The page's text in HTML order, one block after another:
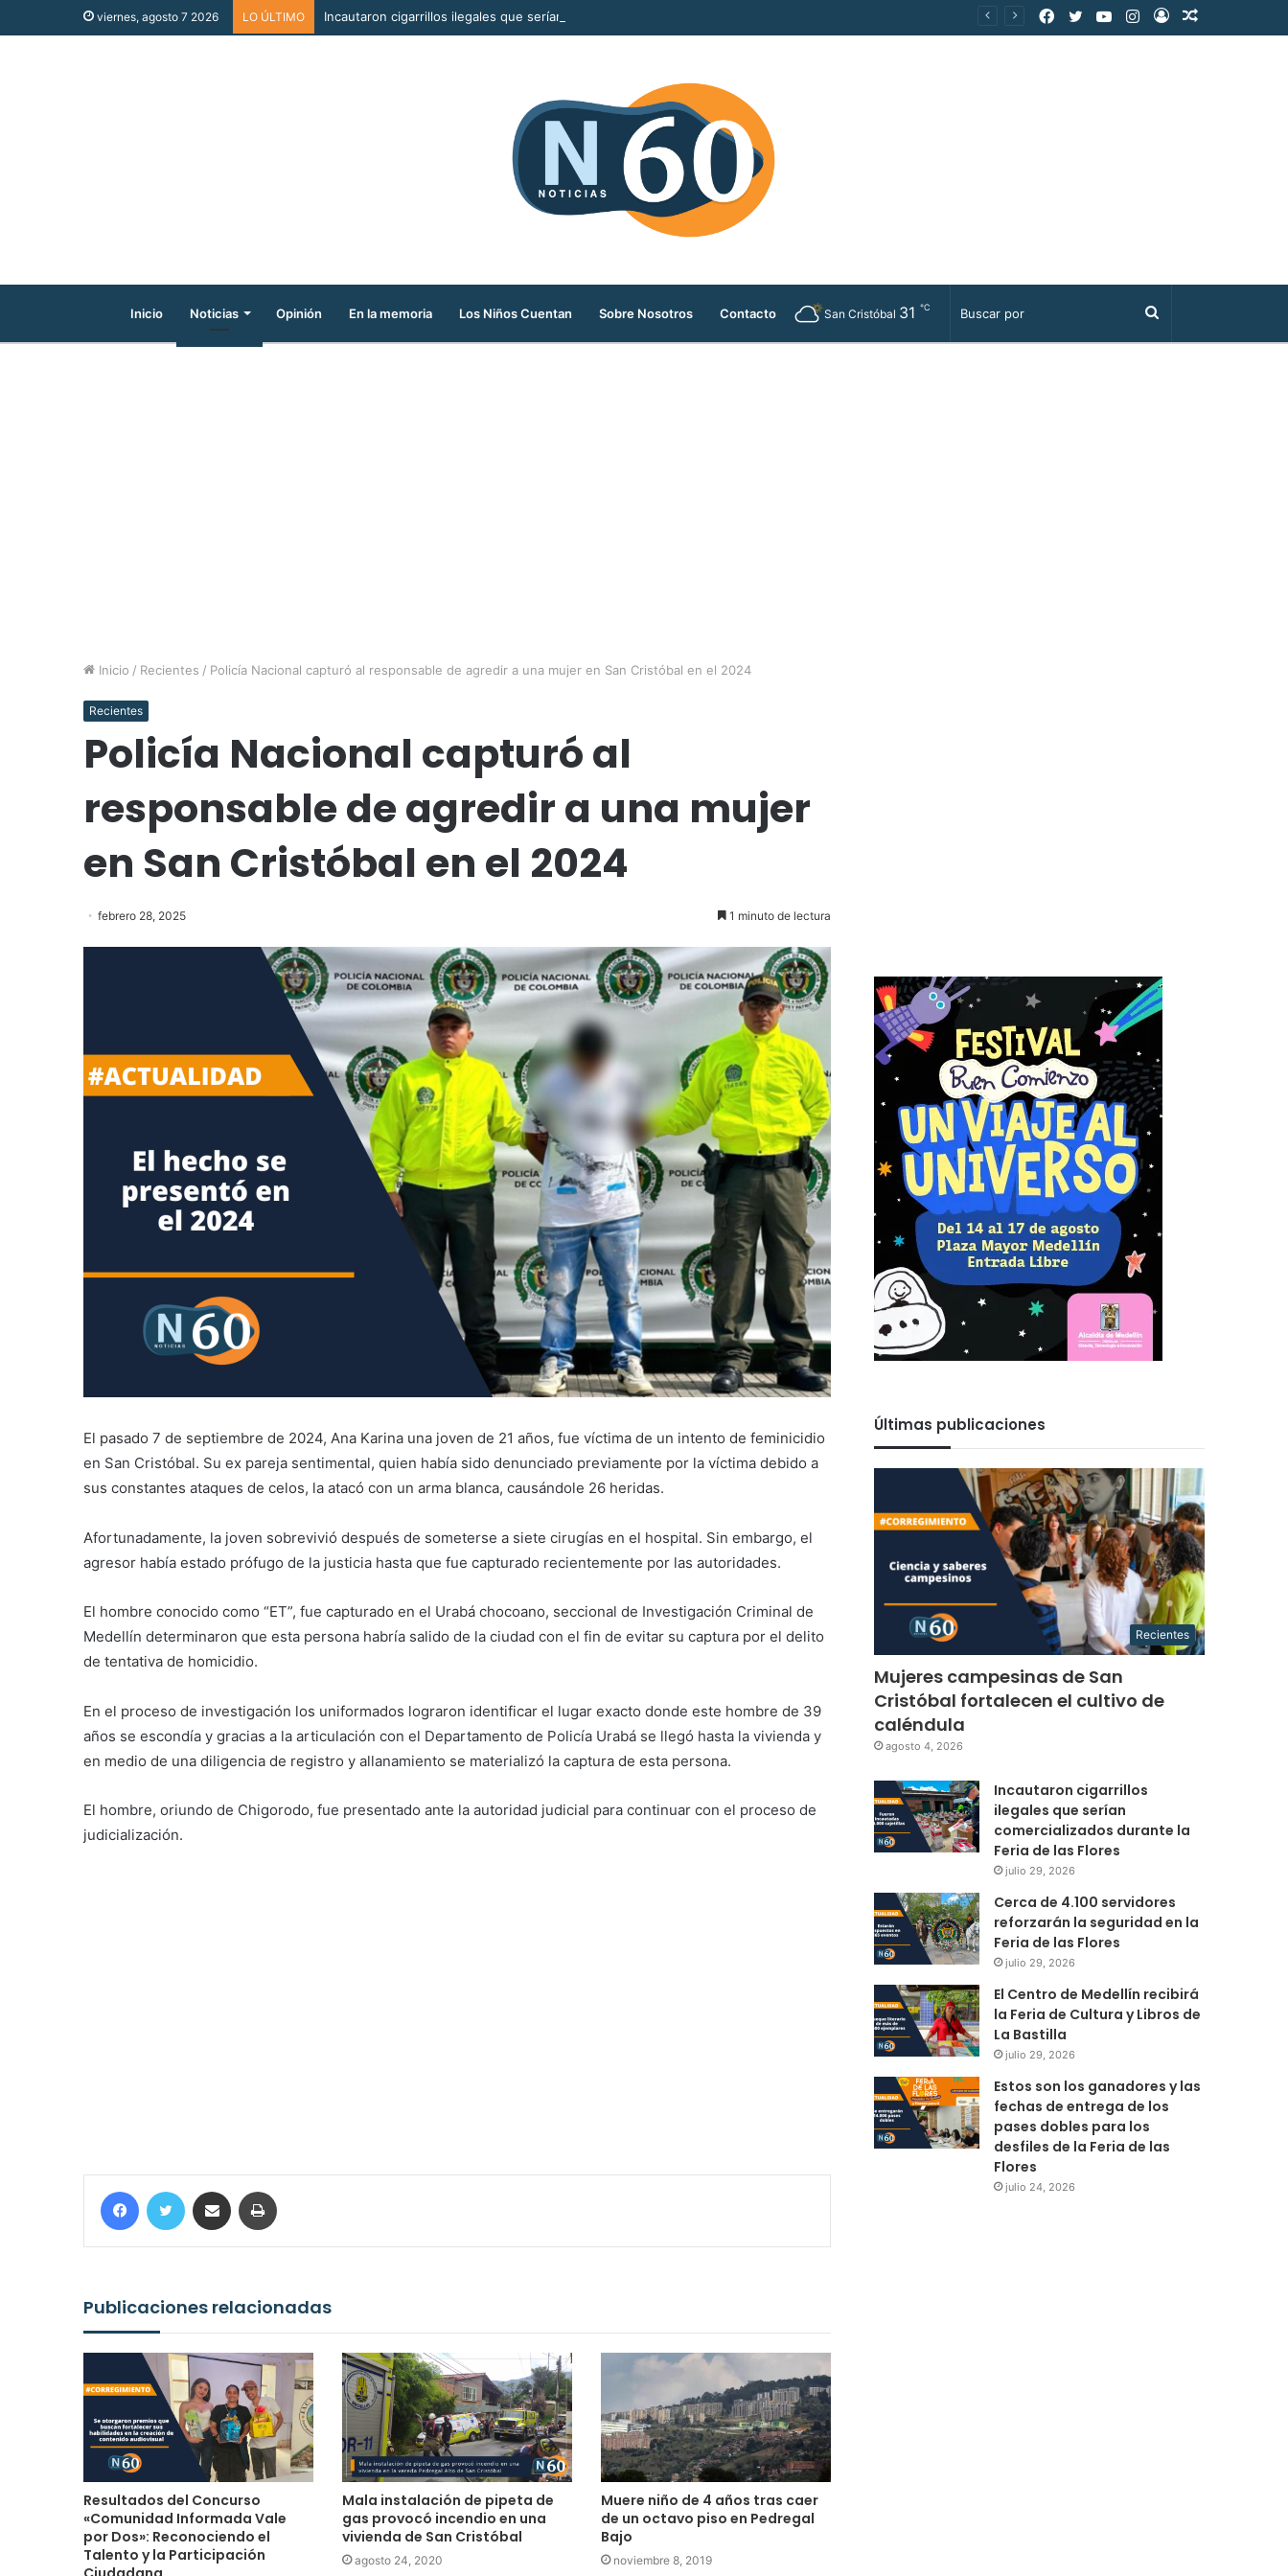
viernes, agosto 7 2026 LO ÚLTIMO Incautaron cigarrillos ilegales que serían comercializados durante la Feria de las Flores
Publicación
Acceso
Instagram
YouTube
Twitter
Facebook
Inicio Noticias Opinión En la memoria Los Niños Cuentan Sobre Nosotros Contacto Buscar
San Cristóbal 31 ℃
Inicio / Recientes / Policía Nacional capturó al responsable de agredir a una mujer en San Cristóbal en el 2024
Recientes
Policía Nacional capturó al
responsable de agredir a una mujer
en San Cristóbal en el 2024
febrero 28, 2025 1 minuto de lectura
El pasado 7 de septiembre de 2024, Ana Karina una joven de 21 años, fue víctima de un intento de feminicidio
en San Cristóbal. Su ex pareja sentimental, quien había sido denunciado previamente por la víctima debido a
sus constantes ataques de celos, la atacó con un arma blanca, causándole 26 heridas.
Afortunadamente, la joven sobrevivió después de someterse a siete cirugías en el hospital. Sin embargo, el
agresor había estado prófugo de la justicia hasta que fue capturado recientemente por las autoridades.
El hombre conocido como “ET”, fue capturado en el Urabá chocoano, seccional de Investigación Criminal de
Medellín determinaron que esta persona habría salido de la ciudad con el fin de evitar su captura por el delito
de tentativa de homicidio.
En el proceso de investigación los uniformados lograron identificar el lugar exacto donde este hombre de 39
años se escondía y gracias a la articulación con el Departamento de Policía Urabá se llegó hasta la vivienda y
en medio de una diligencia de registro y allanamiento se materializó la captura de esta persona.
El hombre, oriundo de Chigorodo, fue presentado ante la autoridad judicial para continuar con el proceso de
judicialización.
FacebookTwitter Compartir por correo electrónico
Publicaciones relacionadas
Resultados del Concurso
«Comunidad Informada Vale
por Dos»: Reconociendo el
Talento y la Participación
Mala instalación de pipeta de
gas provocó incendio en una
vivienda de San Cristóbal
agosto 24, 2020
Muere niño de 4 años tras caer
de un octavo piso en Pedregal
Bajo
noviembre 8, 2019
Últimas publicaciones
Recientes
Mujeres campesinas de San
Cristóbal fortalecen el cultivo de
caléndula
agosto 4, 2026
Incautaron cigarrillos
ilegales que serían
comercializados durante la
Feria de las Flores
julio 29, 2026
Cerca de 4.100 servidores
reforzarán la seguridad en la
Feria de las Flores
julio 29, 2026
El Centro de Medellín recibirá
la Feria de Cultura y Libros de
La Bastilla
julio 29, 2026
Estos son los ganadores y las
fechas de entrega de los
pases dobles para los
desfiles de la Feria de las
Flores
julio 24, 2026